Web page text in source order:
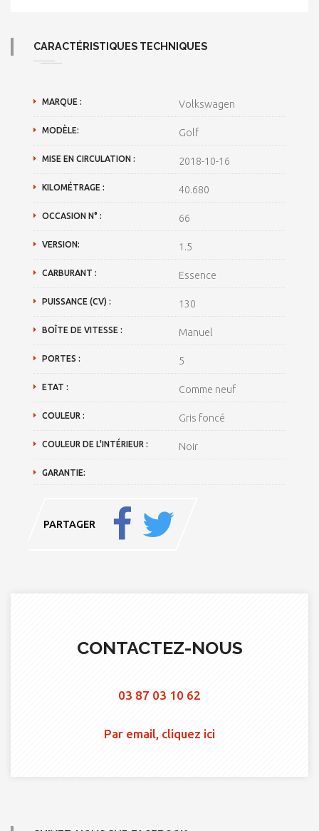
CARACTÉRISTIQUES TECHNIQUES
MARQUE : Volkswagen
MODÈLE: Golf
MISE EN CIRCULATION : 2018-10-16
KILOMÉTRAGE : 40.680
OCCASION N° : 66
VERSION: 1.5
CARBURANT : Essence
PUISSANCE (CV) : 130
BOÎTE DE VITESSE : Manuel
PORTES : 5
ETAT : Comme neuf
COULEUR : Gris foncé
COULEUR DE L'INTÉRIEUR : Noir
GARANTIE:
PARTAGER
CONTACTEZ-NOUS
03 87 03 10 62
Par email, cliquez ici